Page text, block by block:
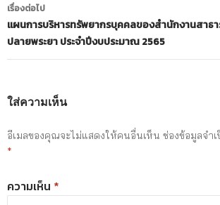
เรื่องต่อไป
แผนการบริหารทรัพยากรบุคคลของสำนักงานสาธ
ปลายพระยา ประจำปีงบประมาณ 2565
ใส่ความเห็น
อีเมลของคุณจะไม่แสดงให้คนอื่นเห็น ช่องข้อมูลจำ
*
ความเห็น *